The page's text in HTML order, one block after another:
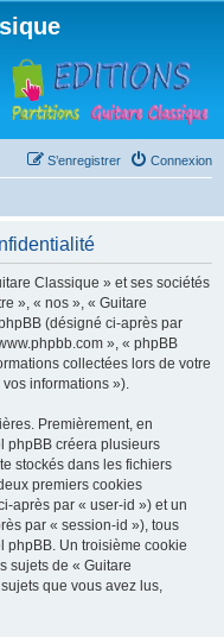
Connexion
S’enregistrer
Classique » et ses sociétés
», « nos », « Guitare
(désigné ci-après par
», « phpBB
collectées lors de votre
informations »).
Premièrement, en
phpBB créera plusieurs
stockés dans les fichiers
premiers cookies
après par « user-id ») et un
par « session-id »), tous
phpBB. Un troisième cookie
sujets de « Guitare
que vous avez lus,